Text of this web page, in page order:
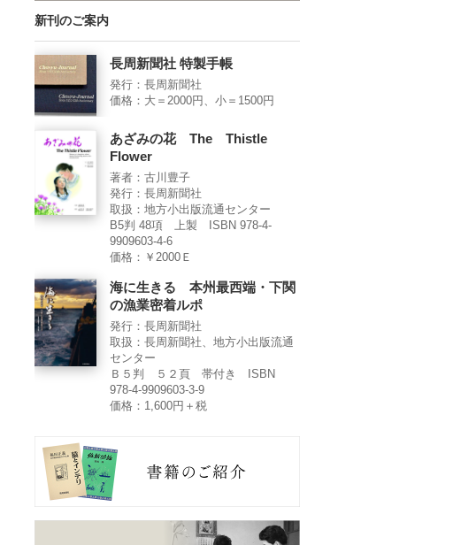
新刊のご案内
長周新聞社 特製手帳
発行：長周新聞社
価格：大＝2000円、小＝1500円
あざみの花 The Thistle
Flower
著者：古川豊子
発行：長周新聞社
取扱：地方小出版流通センター
B5判 48項 上製 ISBN 978-4-
9909603-4-6
価格：￥2000Ｅ
海に生きる 本州最西端・下関
の漁業密着ルポ
発行：長周新聞社
取扱：長周新聞社、地方小出版流通
センター
Ｂ５判 ５２頁 帯付き ISBN
978-4-9909603-3-9
価格：1,600円＋税